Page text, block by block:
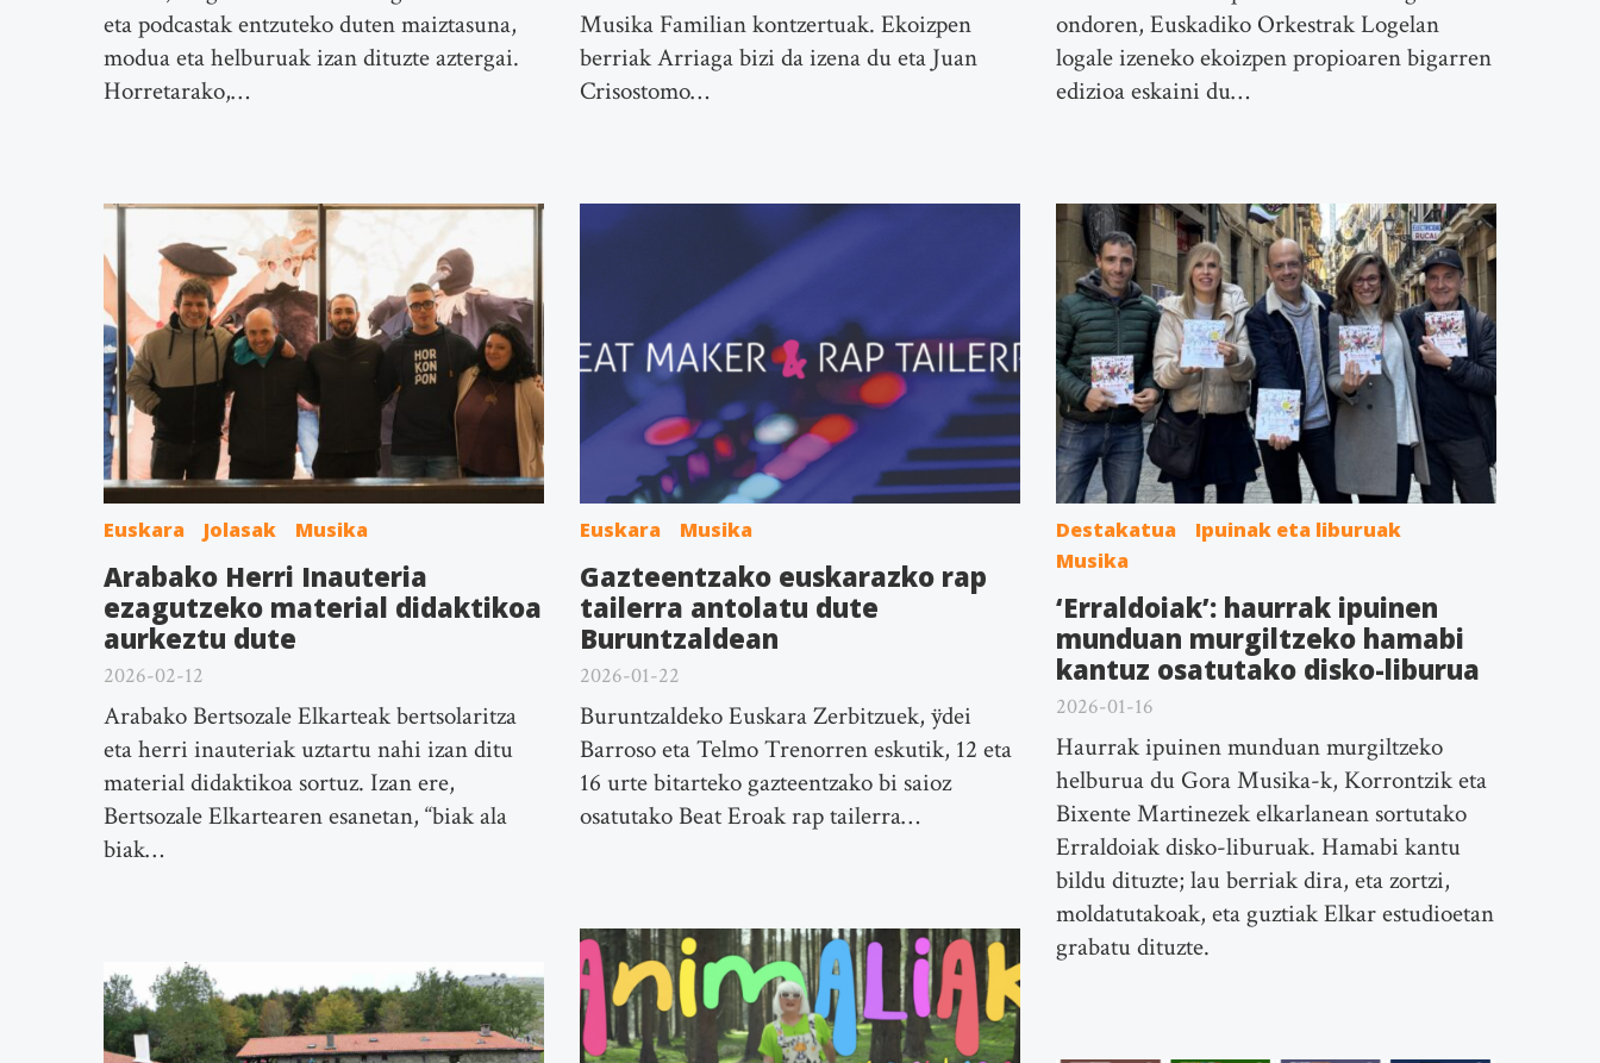
eta podcastak entzuteko duten maiztasuna,
modua eta helburuak izan dituzte aztergai.
Horretarako,…
Musika Familian kontzertuak. Ekoizpen
berriak Arriaga bizi da izena du eta Juan
Crisostomo…
ondoren, Euskadiko Orkestrak Logelan
logale izeneko ekoizpen propioaren bigarren
edizioa eskaini du…
Euskara Jolasak Musika
Arabako Herri Inauteria
ezagutzeko material didaktikoa
aurkeztu dute
2026-02-12
Arabako Bertsozale Elkarteak bertsolaritza
eta herri inauteriak uztartu nahi izan ditu
material didaktikoa sortuz. Izan ere,
Bertsozale Elkartearen esanetan, “biak ala
biak…
Euskara Musika
Gazteentzako euskarazko rap
tailerra antolatu dute
Buruntzaldean
2026-01-22
Buruntzaldeko Euskara Zerbitzuek, ÿdei
Barroso eta Telmo Trenorren eskutik, 12 eta
16 urte bitarteko gazteentzako bi saioz
osatutako Beat Eroak rap tailerra…
Destakatua
Ipuinak eta liburuak
Musika
‘Erraldoiak’: haurrak ipuinen
munduan murgiltzeko hamabi
kantuz osatutako disko-liburua
2026-01-16
Haurrak ipuinen munduan murgiltzeko
helburua du Gora Musika-k, Korrontzik eta
Bixente Martinezek elkarlanean sortutako
Erraldoiak disko-liburuak. Hamabi kantu
bildu dituzte; lau berriak dira, eta zortzi,
moldatutakoak, eta guztiak Elkar estudioetan
grabatu dituzte.